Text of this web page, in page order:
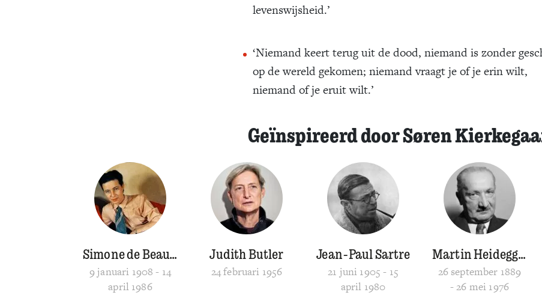
levenswijsheid.’
‘Niemand keert terug uit de dood, niemand is zonder
op de wereld gekomen; niemand vraagt je of je erin wilt,
niemand of je eruit wilt.’
Geïnspireerd door Søren
Simone de Beauvoir
9 januari 1908 - 14
april 1986
Judith Butler
24 februari 1956
Jean-Paul Sartre
21 juni 1905 - 15
april 1980
Martin Heidegger
26 september 1889
- 26 mei 1976